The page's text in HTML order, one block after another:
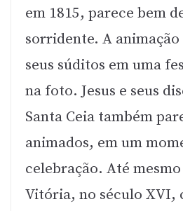
em 1815, parece bem
sorridente. A
seus súditos em uma
na foto. Jesus e seus
Santa Ceia também
animados, em um
celebração. Até
Vitória, no século XVI,